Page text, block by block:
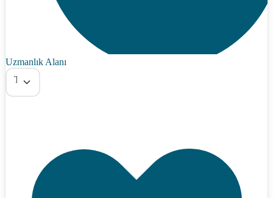
Uzmanlık Alanı
Tümü